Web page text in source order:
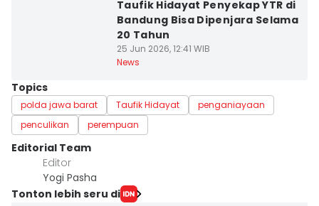
Taufik Hidayat Penyekap YTR di
Bandung Bisa Dipenjara Selama
20 Tahun
25 Jun 2026, 12:41 WIB
News
Topics
polda jawa barat Taufik Hidayat
penganiayaan
penculikan
perempuan
Editorial Team
Editor
Yogi Pasha
Tonton lebih seru di